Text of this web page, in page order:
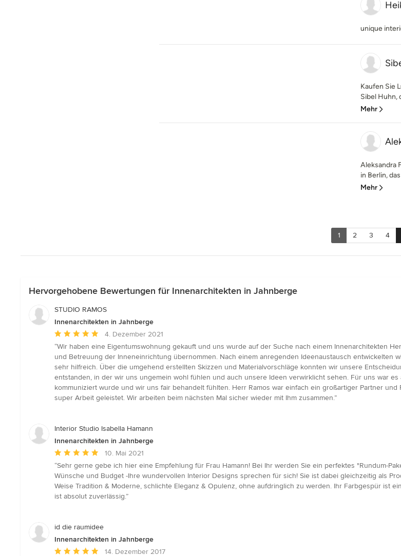
unique
Kaufen Sie
Sibel Huhn,
Mehr
Aleksandra
in Berlin,
Mehr
1 2 3 4
Hervorgehobene Bewertungen für Innenarchitekten in Jahnberge
STUDIO RAMOS
Innenarchitekten in Jahnberge
Durchschnittliche
Bewertung:
5
von
5
Sternen
4. Dezember 2021
“Wir haben eine Eigentumswohnung gekauft und uns wurde auf der Suche nach einem Innenarchitekten
und Betreuung der Inneneinrichtung übernommen. Nach einem anregenden Ideenaustausch entwickelten
sehr hilfreich. Über die umgehend erstellten Skizzen und Materialvorschläge konnten wir unsere
entstanden, in der wir uns ungemein wohl fühlen und auch unsere Ideen verwirklicht sehen. Für uns war
kommuniziert wurde und wir uns fair behandelt fühlten. Herr Ramos war einfach ein großartiger Partner
super Arbeit geleistet. Wir arbeiten beim nächsten Mal sicher wieder mit Ihm zusammen.”
Interior Studio Isabella Hamann
Innenarchitekten in Jahnberge
Durchschnittliche
Bewertung:
5
von
5
10. Mai 2021
“Sehr gerne gebe ich hier eine Empfehlung für Frau Hamann! Bei Ihr werden Sie ein perfektes "Rundum-
Wünsche und Budget -Ihre wundervollen Interior Designs sprechen für sich! Sie ist dabei gleichzeitig als
Weise Tradition & Moderne, schlichte Eleganz & Opulenz, ohne aufdringlich zu werden. Ihr Farbgespür ist
ist absolut zuverlässig.”
id die raumidee
Innenarchitekten in Jahnberge
Durchschnittliche14. Dezember 2017